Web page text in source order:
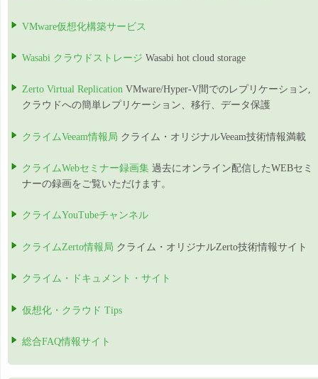
VMware仮想化構築サービス
Wasabi クラウドストレージ Wasabi hot cloud storage
Zerto Virtual Replication VMware/Hyper-V間でのレプリケーション,
クラウドへの簡単レプリケーション、移行、データ保護
クライムVeeam情報局 クライム・オリジナルVeeam技術情報満載
クライムWebセミナー録画集 過去にオンライン配信したWEBセミ
ナーの録画をご覧いただけます。
クライムYouTubeチャンネル
クライムZerto情報局 クライム・オリジナルZerto技術情報サイト
クライム・ドキュメント・サイト
仮想化・クラウド Tips
総合FAQ情報サイト